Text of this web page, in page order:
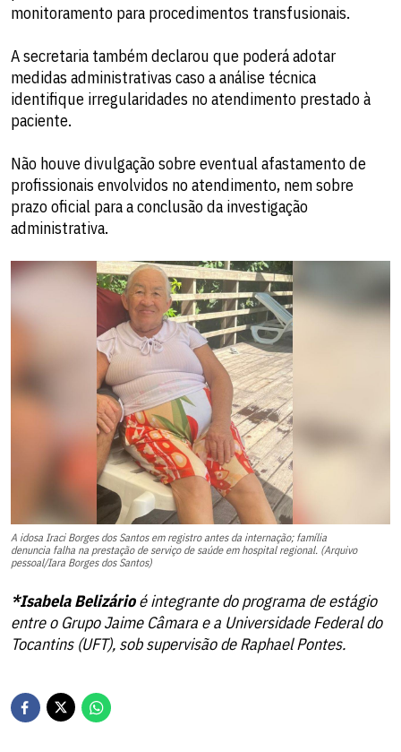
monitoramento para procedimentos transfusionais.
A secretaria também declarou que poderá adotar
medidas administrativas caso a análise técnica
identifique irregularidades no atendimento prestado à
paciente.
Não houve divulgação sobre eventual afastamento de
profissionais envolvidos no atendimento, nem sobre
prazo oficial para a conclusão da investigação
administrativa.
A idosa Iraci Borges dos Santos em registro antes da internação; família
denuncia falha na prestação de serviço de saúde em hospital regional. (Arquivo
pessoal/Iara Borges dos Santos)
*Isabela Belizárioé integrante do programa de estágio
entre o Grupo Jaime Câmara e a Universidade Federal do
Tocantins (UFT), sob supervisão de Raphael Pontes.